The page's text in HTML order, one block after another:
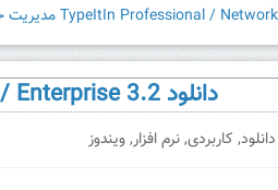
دانلود TypeItIn Professional / Network / Enterprise 3.2 مدیریت حافظه کلیپ بورد
دانلود, کاربردی,نرم افزار,ویندوز